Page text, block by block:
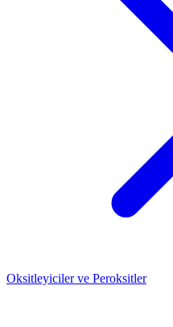
Oksitleyiciler ve Peroksitler